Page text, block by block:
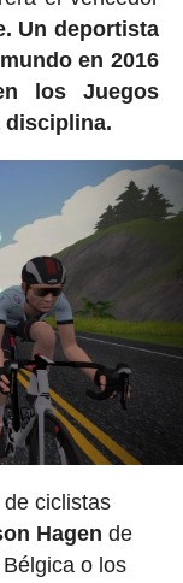
Un deportista
en 2016
los Juegos
disciplina.
ciclistas
Hagen de
o los